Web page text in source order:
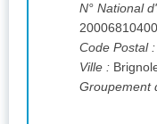
N° National
Code Postal :
Ville :
Groupement